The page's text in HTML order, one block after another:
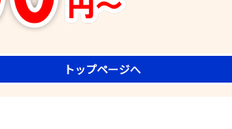
トップページへ